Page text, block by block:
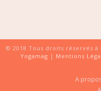
© 2018 Tous droits réservés
Yogamag | Mentions
A